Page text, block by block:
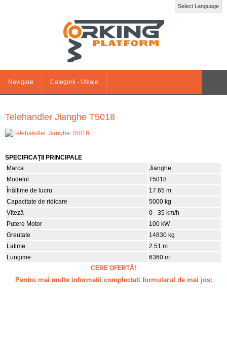
Select Language
Navigare Categorii - Utilaje
Telehandler Jianghe T5018
SPECIFICAȚII PRINCIPALE
Marca
Jianghe
Modelul
T5018
Înălțime de lucru
17.65 m
Capacitate de ridicare
5000 kg
Viteză
0 - 35 km/h
Putere Motor
100 kW
Greutate
14830 kg
Latime
2.51 m
Lungime
6360 m
CERE OFERTĂ!
Pentru mai multe informatii complectati formularul de mai jos: